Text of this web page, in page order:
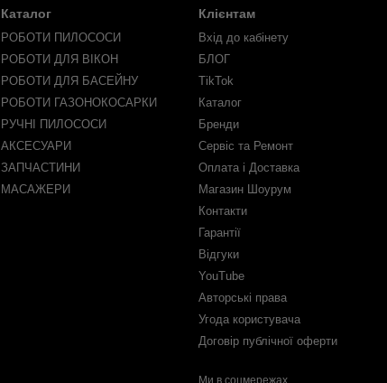
Каталог
РОБОТИ ПИЛОСОСИ
РОБОТИ ДЛЯ ВІКОН
РОБОТИ ДЛЯ БАСЕЙНУ
РОБОТИ ГАЗОНОКОСАРКИ
РУЧНІ ПИЛОСОСИ
АКСЕСУАРИ
ЗАПЧАСТИНИ
МАСАЖЕРИ
Клієнтам
Вхід до кабінету
БЛОГ
TikTok
Каталог
Бренди
Сервіс та Ремонт
Оплата і Доставка
Магазин Шоурум
Контакти
Гарантії
Відгуки
YouTube
Авторські права
Угода користувача
Договір публічної оферти
Ми в соцмережах